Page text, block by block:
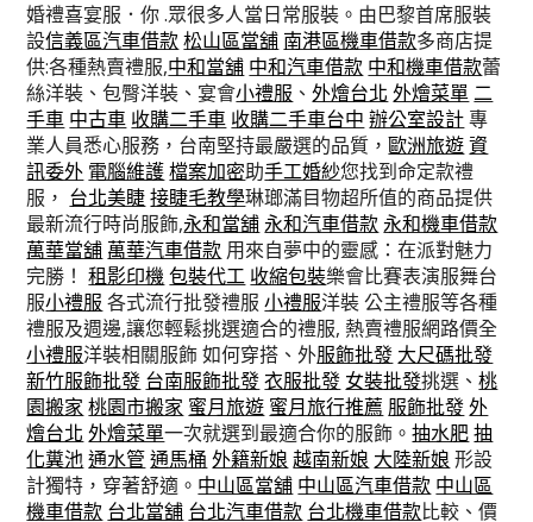
婚禮喜宴服．你 .眾很多人當日常服裝。由巴黎首席服裝
設信義區汽車借款 松山區當舖 南港區機車借款多商店提
供:各種熱賣禮服,中和當舖 中和汽車借款 中和機車借款蕾
絲洋裝、包臀洋裝、宴會小禮服 、外燴台北 外燴菜單 二
手車 中古車 收購二手車 收購二手車台中 辦公室設計專
業人員悉心服務，台南堅持最嚴選的品質，歐洲旅遊 資
訊委外 電腦維護 檔案加密助手工婚紗您找到命定款禮
服， 台北美睫 接睫毛教學琳瑯滿目物超所值的商品提供
最新流行時尚服飾,永和當舖 永和汽車借款 永和機車借款
萬華當舖 萬華汽車借款 用來自夢中的靈感：在派對魅力
完勝！租影印機 包裝代工 收縮包裝樂會比賽表演服舞台
服小禮服 各式流行批發禮服小禮服洋裝 公主禮服等各種
禮服及週邊,讓您輕鬆挑選適合的禮服, 熱賣禮服網路價全
小禮服洋裝相關服飾 如何穿搭、外服飾批發 大尺碼批發
新竹服飾批發 台南服飾批發 衣服批發 女裝批發挑選、桃
園搬家 桃園市搬家 蜜月旅遊 蜜月旅行推薦 服飾批發 外
燴台北 外燴菜單一次就選到最適合你的服飾。抽水肥 抽
化糞池 通水管 通馬桶 外籍新娘 越南新娘 大陸新娘 形設
計獨特，穿著舒適。 中山區當舖 中山區汽車借款 中山區
機車借款 台北當舖 台北汽車借款 台北機車借款比較、價